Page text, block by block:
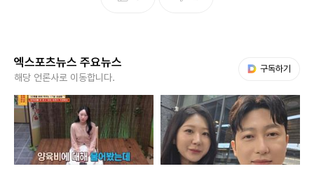
하지만 FC탑걸과 FC국대패밀리 경기로 서로가 경쟁자가 된
상황. 박하얀은 "내가 '골때녀' 들어오기 전에 FC국대패밀리
팀 많이 가서 도와주고 그랬잖냐"라면서 운을 뗐다.
그녀는 "그만큼 가장 애정하는 팀이다. 나도 탑걸이라고 생각
엑스포츠뉴스 주요뉴스
해당 언론사로 이동합니다.
구독하기